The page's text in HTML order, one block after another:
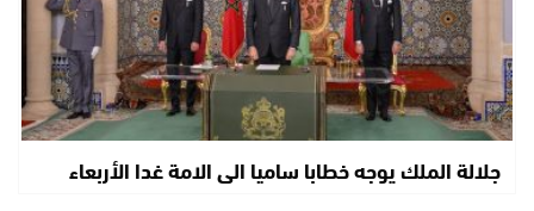
جلالة الملك يوجه خطابا ساميا الى الامة غدا الأربعاء